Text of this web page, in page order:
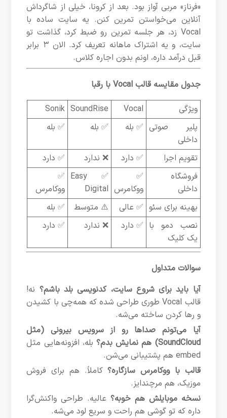
«فرناز» مربی آواز بود. بعد از کرونا، خیلی از شاگرداش
آنلاین می‌خواستن تمرین کنن. یه سایت ساده با
Vocal زد، هر جلسه تمرین رو ضبط کرد، گذاشت تو
سایت، و یه اشتراک ماهانه تعریف کرد. الان ۳ برابر
قبل درآمد داره، اونم بدون اجاره کلاس.
جدول مقایسه قالب Vocal با رقبا
ویژگی
Vocal
SoundRise
Sonik
پلیر صوتی
داخلی
✅ بله ✅ بله ✅ بله
تقویم اجرا ✅ دارد ❌ ندارد
✅ دارد
فروشگاه
داخلی
✅
ووکامرس
✅ Easy
Digital
✅
ووکامرس
بهینه برای سئو ✅ عالی ⚠️ متوسط
✅ بله
نصب دمو با
یک کلیک
✅ دارد ❌ ندارد ✅ دارد
سوالات متداول
آیا باید برای شروع سایت، کدنویسی بلد باشم؟ نه!
قالب Vocal طوری طراحی شده که همه‌چی با کشیدن
و رها کردن ساخته می‌شه.
آیا می‌تونم صداها رو از سرویس بیرونی (مثل
SoundCloud) هم نمایش بدم؟
بله، افزونه‌هایی مثل
embed هم پشتیبانی می‌شن.
قالب با ووکامرس سازگاره؟کاملاً. هم برای فروش
موزیک، هم مرچندایز.
نسخه موبایلش هم خوبه؟ عالیه. طراحی واکنش‌گرا
داره که تو گوشی هم راحت و سریع لود می‌شه.